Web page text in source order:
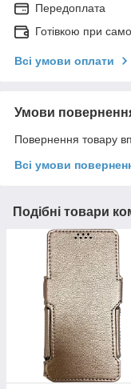
Передоплата
Готівкою при
Всі умови оплати
Умови
Повернення товару
Всі умови
Подібні товари